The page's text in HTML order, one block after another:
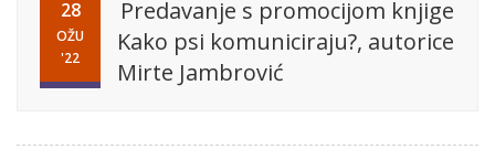
28
OŽU
'22
Predavanje s promocijom knjige
Kako psi komuniciraju?, autorice
Mirte Jambrović